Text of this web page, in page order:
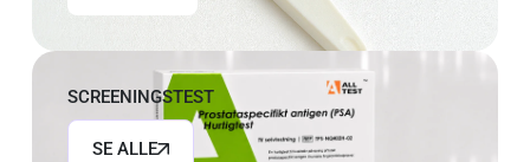
SCREENINGSTEST
SE ALLE